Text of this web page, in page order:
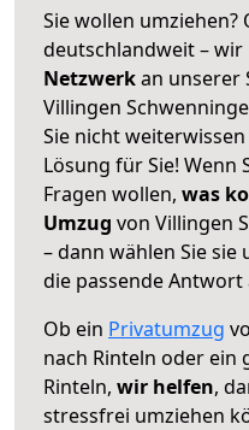
Sie wollen umziehen?
deutschlandweit – wir
Netzwerkan unserer
Villingen
Sie nicht
Lösung für Sie!
Fragen wollen, was
Umzug von Villingen
– dann wählen Sie
die passende
Ob ein Privatumzug
nach Rinteln oder ein
Rinteln, wir helfen,
stressfrei umziehen